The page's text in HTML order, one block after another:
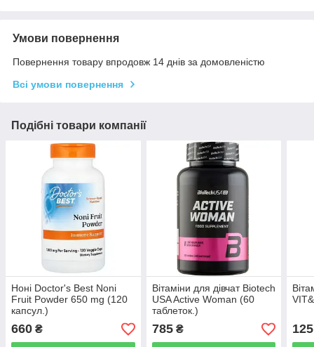
Умови повернення
Повернення товару впродовж 14 днів за домовленістю
Всі умови повернення
Подібні товари компанії
Ноні Doctor's Best Noni
Fruit Powder 650 mg (120
капсул.)
660 ₴
Вітаміни для дівчат Biotech
USA Active Woman (60
таблеток.)
785₴ 125